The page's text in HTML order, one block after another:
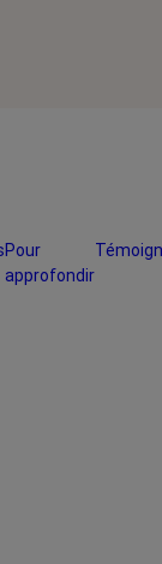
Pour
approfondir